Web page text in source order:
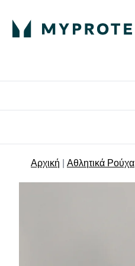
Αρχική Αθλητικά Ρούχα